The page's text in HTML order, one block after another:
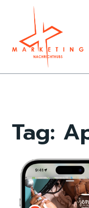
Tag: